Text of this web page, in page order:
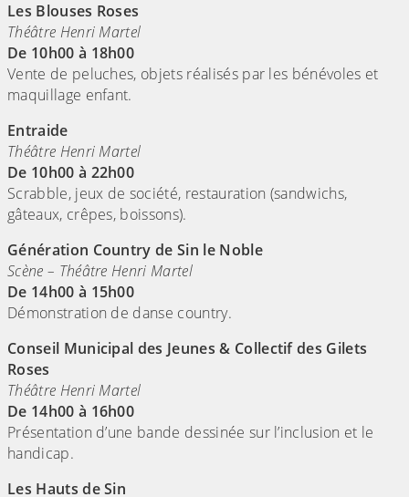
Les Blouses Roses
Théâtre Henri Martel
De 10h00 à 18h00
Vente de peluches, objets réalisés par les bénévoles et
maquillage enfant.
Entraide
Théâtre Henri Martel
De 10h00 à 22h00
Scrabble, jeux de société, restauration (sandwichs,
gâteaux, crêpes, boissons).
Génération Country de Sin le Noble
Scène – Théâtre Henri Martel
De 14h00 à 15h00
Démonstration de danse country.
Conseil Municipal des Jeunes & Collectif des Gilets
Roses
Théâtre Henri Martel
De 14h00 à 16h00
Présentation d’une bande dessinée sur l’inclusion et le
handicap.
Les Hauts de Sin